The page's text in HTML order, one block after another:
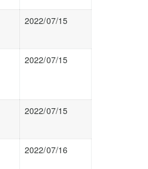
2022/07/15
2022/07/15
2022/07/15
2022/07/16